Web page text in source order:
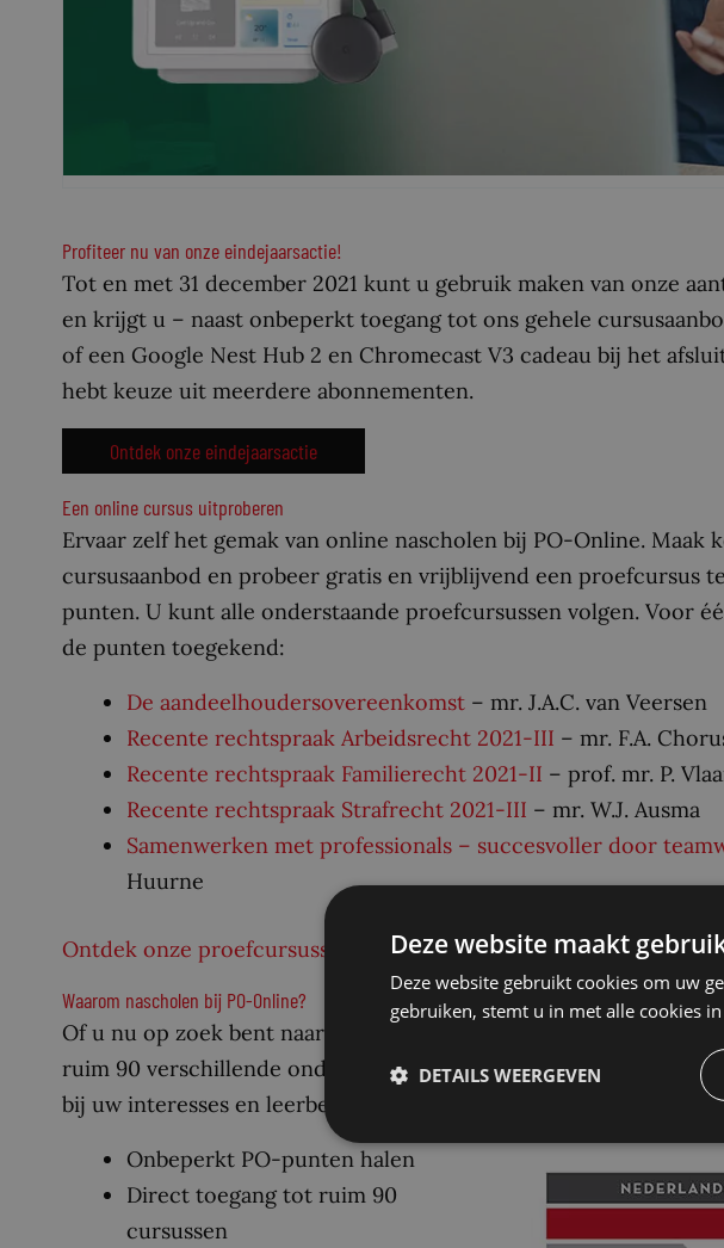
Profiteer nu van onze eindejaarsactie!
Tot en met 31 december 2021 kunt u gebruik maken van onze
en krijgt u – naast onbeperkt toegang tot ons gehele
of een Google Nest Hub 2 en Chromecast V3 cadeau bij het
hebt keuze uit meerdere abonnementen.
Ontdek onze eindejaarsactie
Een online cursus uitproberen
Ervaar zelf het gemak van online nascholen bij PO-Online. Maak
cursusaanbod en probeer gratis en vrijblijvend een proefcursus
punten. U kunt alle onderstaande proefcursussen volgen. Voor
de punten toegekend:
De aandeelhoudersovereenkomst – mr. J.A.C. van Veersen
Recente rechtspraak Arbeidsrecht 2021-III – mr. F.A.
Recente rechtspraak Familierecht 2021-II – prof. mr. P.
Recente rechtspraak Strafrecht 2021-III – mr. W.J. Ausma
Samenwerken met professionals – succesvoller door
Huurne
Ontdek onze proefcursussen
Waarom nascholen bij PO-Online?
Of u nu op zoek bent naar inhoudelijke verdieping of bovenop
ruim 90 verschillende onderwerpen vindt u bij PO-Online altijd
bij uw interesses en leerbehoeften.
Onbeperkt PO-punten halen
Direct toegang tot ruim 90
cursussen
Deze website maakt
Deze website gebruikt cookies om uw
gebruiken, stemt u in met alle cookies
DETAILS WEERGEVEN